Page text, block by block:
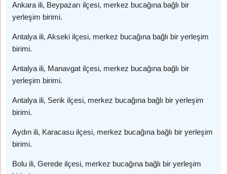
Ankara ili, Beypazarı ilçesi, merkez bucağına bağlı bir
yerleşim birimi.
Antalya ili, Akseki ilçesi, merkez bucağına bağlı bir yerleşim
birimi.
Antalya ili, Manavgat ilçesi, merkez bucağına bağlı bir
yerleşim birimi.
Antalya ili, Serik ilçesi, merkez bucağına bağlı bir yerleşim
birimi.
Aydın ili, Karacasu ilçesi, merkez bucağına bağlı bir yerleşim
birimi.
Bolu ili, Gerede ilçesi, merkez bucağına bağlı bir yerleşim